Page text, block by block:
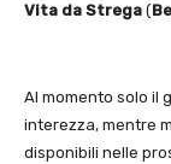
Vita da Strega (
Al momento solo il
interezza, mentre
disponibili nelle